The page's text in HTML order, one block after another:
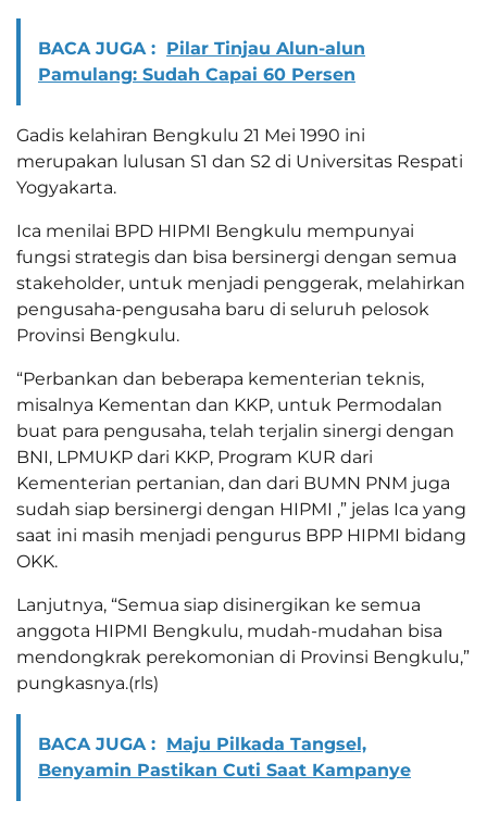
BACA JUGA : Pilar Tinjau Alun-alun
Pamulang: Sudah Capai 60 Persen
Gadis kelahiran Bengkulu 21 Mei 1990 ini
merupakan lulusan S1 dan S2 di Universitas Respati
Yogyakarta.
Ica menilai BPD HIPMI Bengkulu mempunyai
fungsi strategis dan bisa bersinergi dengan semua
stakeholder, untuk menjadi penggerak, melahirkan
pengusaha-pengusaha baru di seluruh pelosok
Provinsi Bengkulu.
“Perbankan dan beberapa kementerian teknis,
misalnya Kementan dan KKP, untuk Permodalan
buat para pengusaha, telah terjalin sinergi dengan
BNI, LPMUKP dari KKP, Program KUR dari
Kementerian pertanian, dan dari BUMN PNM juga
sudah siap bersinergi dengan HIPMI ,” jelas Ica yang
saat ini masih menjadi pengurus BPP HIPMI bidang
OKK.
Lanjutnya, “Semua siap disinergikan ke semua
anggota HIPMI Bengkulu, mudah-mudahan bisa
mendongkrak perekomonian di Provinsi Bengkulu,”
pungkasnya.(rls)
BACA JUGA : Maju Pilkada Tangsel,
Benyamin Pastikan Cuti Saat Kampanye